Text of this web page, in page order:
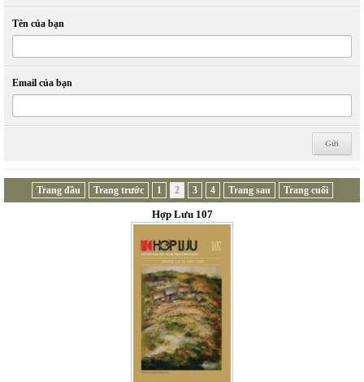
Tên của bạn
Email của bạn
Trang đầu Trang trước 1 2 3 4 Trang sau Trang cuối
Hợp Lưu 107